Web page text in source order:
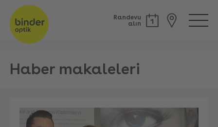
Randevu
alın
Haber makaleleri